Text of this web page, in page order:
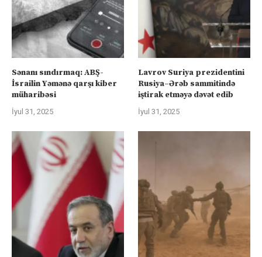
Sənanı sındırmaq: ABŞ-
İsrailin Yəmənə qarşı kiber
müharibəsi
İyul 31, 2025
Lavrov Suriya prezidentini
Rusiya–Ərəb sammitində
iştirak etməyə dəvət edib
İyul 31, 2025